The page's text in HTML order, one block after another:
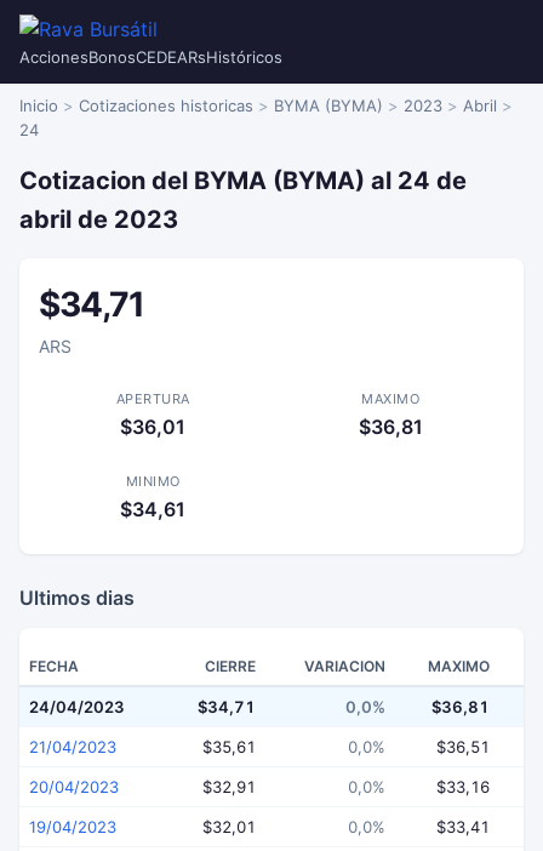
AccionesBonosCEDEARsHistóricos
Inicio Cotizaciones historicas BYMA (BYMA) 2023
Abril
24
Cotizacion del BYMA (BYMA) al 24 de
abril de 2023
$34,71
ARS
APERTURA
$36,01
MAXIMO
$36,81
MINIMO
$34,61
Ultimos dias
FECHA CIERRE VARIACION MAXIMO
24/04/2023 $34,71 0,0% $36,81
21/04/2023 $35,61 0,0% $36,51
20/04/2023 $32,91 0,0% $33,16
19/04/2023 $32,01 0,0% $33,41